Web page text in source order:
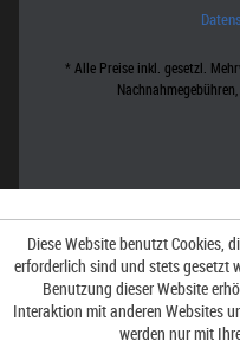
* Alle Preise inkl. gesetzl.
Diese Website benutzt Cookies,
erforderlich sind und stets gesetzt
Benutzung dieser Website
Interaktion mit anderen Websites
werden nur mit